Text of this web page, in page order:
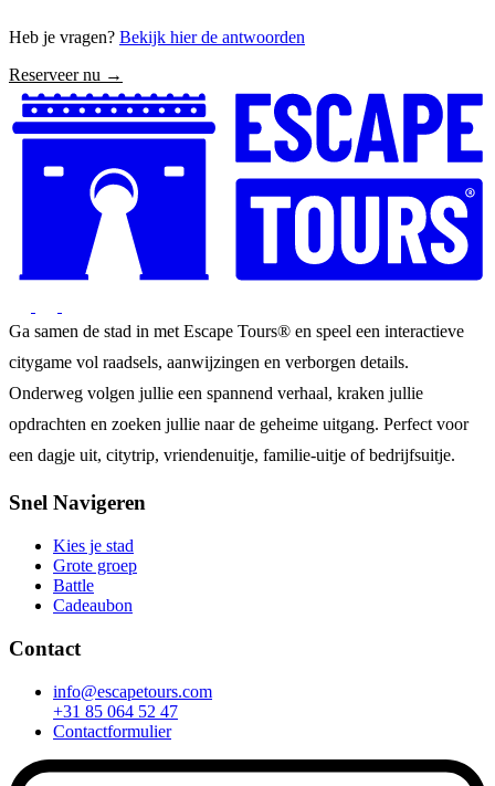
Heb je vragen? Bekijk hier de antwoorden
Reserveer nu →
Ga samen de stad in met Escape Tours® en speel een interactieve
citygame vol raadsels, aanwijzingen en verborgen details.
Onderweg volgen jullie een spannend verhaal, kraken jullie
opdrachten en zoeken jullie naar de geheime uitgang. Perfect voor
een dagje uit, citytrip, vriendenuitje, familie-uitje of bedrijfsuitje.
Snel Navigeren
Kies je stad
Grote groep
Battle
Cadeaubon
Contact
info@escapetours.com
+31 85 064 52 47
Contactformulier